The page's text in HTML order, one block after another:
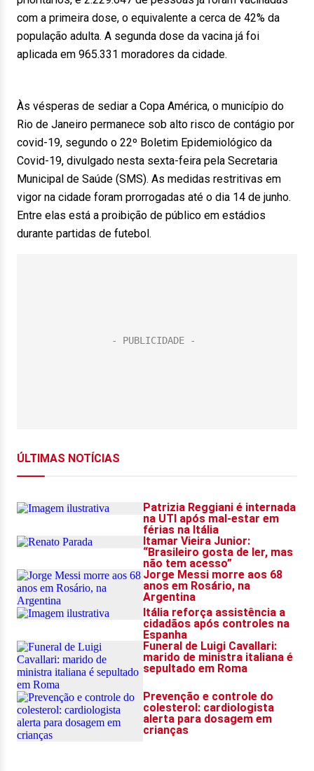
com a primeira dose, o equivalente a cerca de 42% da
população adulta. A segunda dose da vacina já foi
aplicada em 965.331 moradores da cidade.
Às vésperas de sediar a Copa América, o município do
Rio de Janeiro permanece sob alto risco de contágio por
covid-19, segundo o 22º Boletim Epidemiológico da
Covid-19, divulgado nesta sexta-feira pela Secretaria
Municipal de Saúde (SMS). As medidas restritivas em
vigor na cidade foram prorrogadas até o dia 14 de junho.
Entre elas está a proibição de público em estádios
durante partidas de futebol.